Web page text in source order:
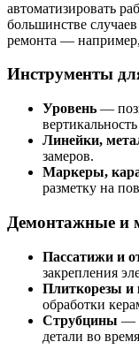
автоматизировать
большинстве
ремонта — например,
Инструменты
Уровень —
Линейки,
замеров.
Маркеры,
разметку на
Демонтажные и
Пассатижи и
закрепления
Плиткорезы и
обработки
Струбцины —
детали во